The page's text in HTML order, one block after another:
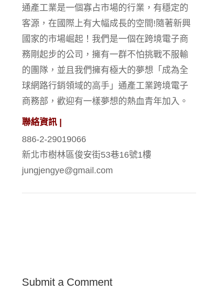
通產工業是一個寡占市場的行業，有穩定的
客源，在國際上有大幅成長的空間!隨著新興
國家的市場崛起！我們是一個在跨境電子商
務剛起步的公司，擁有一群不怕挑戰不服輸
的團隊，並且我們擁有極大的夢想「成為全
球網路行銷領域的高手」通產工業跨境電子
商務部，歡迎有一樣夢想的熱血青年加入。
聯絡資訊 |
886-2-29019066
新北市樹林區俊安街53巷16號1樓
jungjengye@gmail.com
Submit a Comment